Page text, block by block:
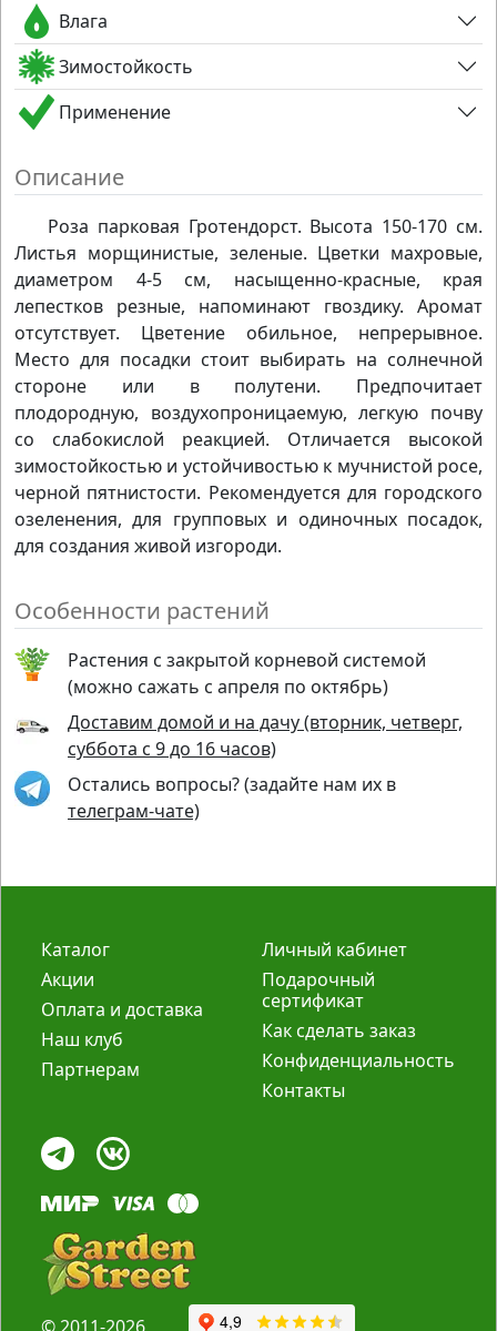
Влага
Зимостойкость
Применение
Описание
Роза парковая Гротендорст. Высота 150-170 см.
Листья морщинистые, зеленые. Цветки махровые,
диаметром 4-5 см, насыщенно-красные, края
лепестков резные, напоминают гвоздику. Аромат
отсутствует. Цветение обильное, непрерывное.
Место для посадки стоит выбирать на солнечной
стороне или в полутени. Предпочитает
плодородную, воздухопроницаемую, легкую почву
со слабокислой реакцией. Отличается высокой
зимостойкостью и устойчивостью к мучнистой росе,
черной пятнистости. Рекомендуется для городского
озеленения, для групповых и одиночных посадок,
для создания живой изгороди.
Особенности растений
Растения с закрытой корневой системой
(можно сажать с апреля по октябрь)
Доставим домой и на дачу (вторник, четверг,
суббота с 9 до 16 часов)
Остались вопросы? (задайте нам их в
телеграм-чате)
Каталог
Акции
Оплата и доставка
Наш клуб
Партнерам
Личный кабинет
Подарочный
сертификат
Как сделать заказ
Конфиденциальность
Контакты